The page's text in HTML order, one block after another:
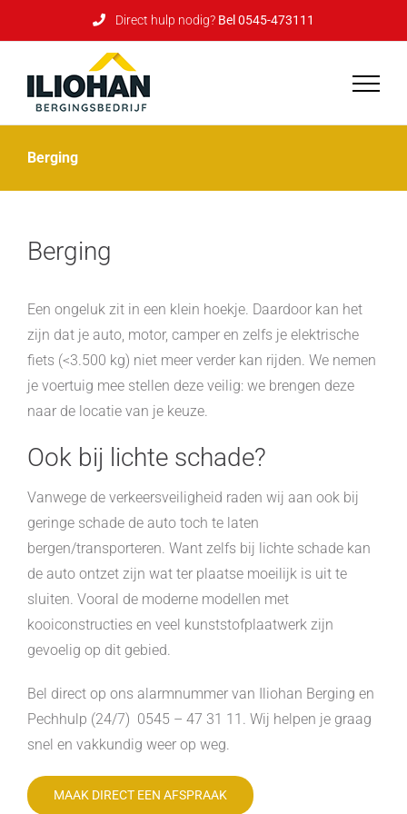
Direct hulp nodig? Bel 0545-473111
content
Berging
Berging
Een ongeluk zit in een klein hoekje. Daardoor kan het
zijn dat je auto, motor, camper en zelfs je elektrische
fiets (<3.500 kg) niet meer verder kan rijden. We nemen
je voertuig mee stellen deze veilig: we brengen deze
naar de locatie van je keuze.
Ook bij lichte schade?
Vanwege de verkeersveiligheid raden wij aan ook bij
geringe schade de auto toch te laten
bergen/transporteren. Want zelfs bij lichte schade kan
de auto ontzet zijn wat ter plaatse moeilijk is uit te
sluiten. Vooral de moderne modellen met
kooiconstructies en veel kunststofplaatwerk zijn
gevoelig op dit gebied.
Bel direct op ons alarmnummer van Iliohan Berging en
Pechhulp (24/7) 0545 – 47 31 11. Wij helpen je graag
snel en vakkundig weer op weg.
MAAK DIRECT EEN AFSPRAAK